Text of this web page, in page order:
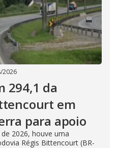
2026
294,1 da
em
para apoio
2026, houve uma
Régis Bittencourt (BR-